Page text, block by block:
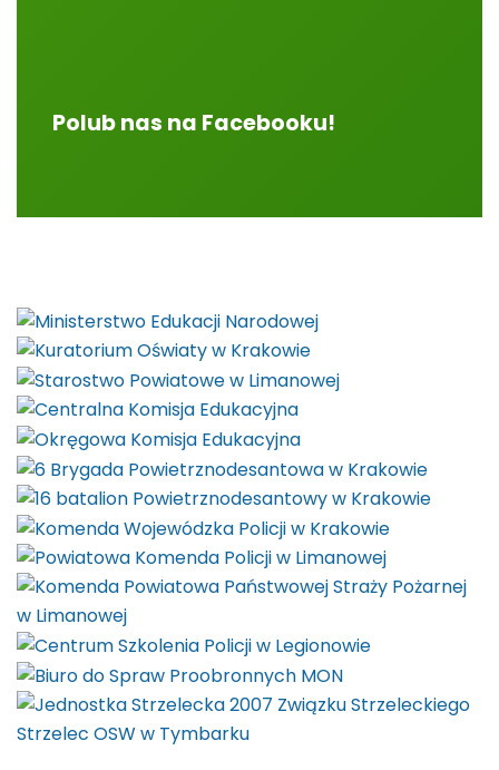
Polub nas na Facebooku!